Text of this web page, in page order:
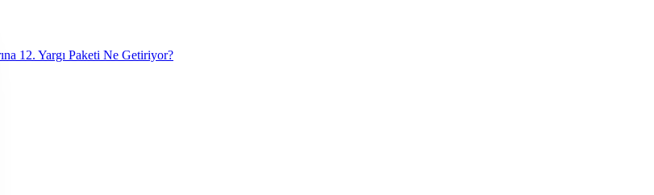
12. Yargı Paketi Ne Getiriyor?